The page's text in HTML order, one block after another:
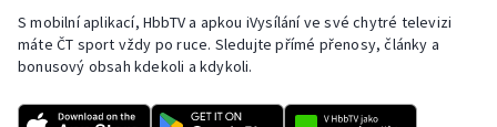
Plavání
S mobilní aplikací, HbbTV a apkou iVysílání ve své chytré televizi
máte ČT sport vždy po ruce. Sledujte přímé přenosy, články a
bonusový obsah kdekoli a kdykoli.